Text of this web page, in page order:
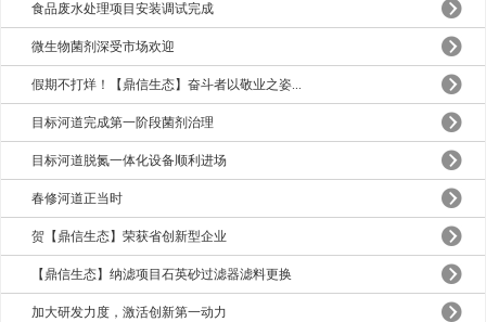
食品废水处理项目安装调试完成
微生物菌剂深受市场欢迎
假期不打烊！【鼎信生态】奋斗者以敬业之姿...
目标河道完成第一阶段菌剂治理
目标河道脱氮一体化设备顺利进场
春修河道正当时
贺【鼎信生态】荣获省创新型企业
【鼎信生态】纳滤项目石英砂过滤器滤料更换
加大研发力度，激活创新第一动力